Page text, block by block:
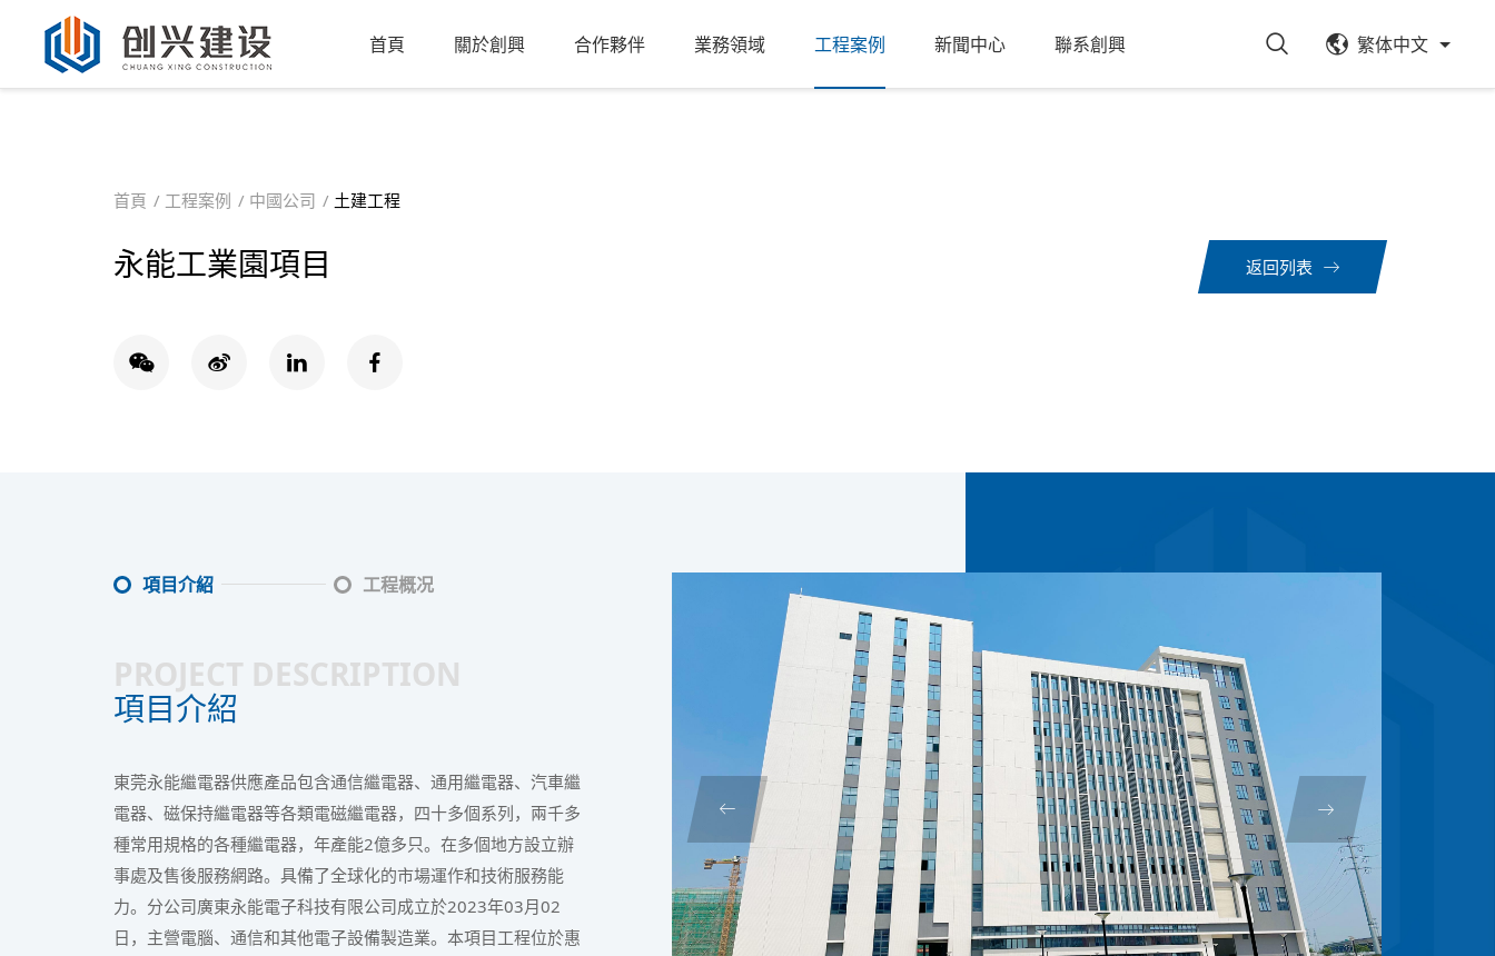
繁体中文
首頁 關於創興 合作夥伴 業務領域 工程案例 新聞中心 聯系創興
首頁 工程案例 中國公司 土建工程
永能工業園項目 返回列表
項目介紹 工程概况
PROJECT DESCRIPTION
項目介紹
東莞永能繼電器供應產品包含通信繼電器、通用繼電器、汽車繼
電器、磁保持繼電器等各類電磁繼電器，四十多個系列，兩千多
種常用規格的各種繼電器，年產能2億多只。在多個地方設立辦
事處及售後服務網路。具備了全球化的市場運作和技術服務能
力。分公司廣東永能電子科技有限公司成立於2023年03月02
日，主營電腦、通信和其他電子設備製造業。本項目工程位於惠